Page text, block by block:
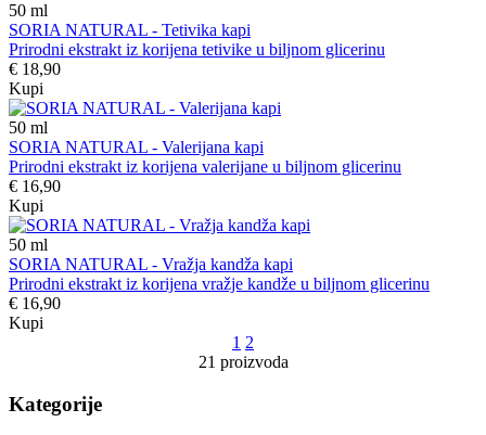
50 ml
SORIA NATURAL - Tetivika kapi
Prirodni ekstrakt iz korijena tetivike u biljnom glicerinu
€ 18,90
Kupi
50 ml
SORIA NATURAL - Valerijana kapi
Prirodni ekstrakt iz korijena valerijane u biljnom glicerinu
€ 16,90
Kupi
50 ml
SORIA NATURAL - Vražja kandža kapi
Prirodni ekstrakt iz korijena vražje kandže u biljnom glicerinu
€ 16,90
Kupi
1 2
21 proizvoda
Kategorije